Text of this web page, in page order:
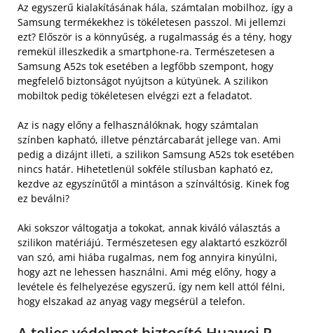
Az egyszerű kialakításának hála, számtalan mobilhoz, így a
Samsung termékekhez is tökéletesen passzol. Mi jellemzi
ezt? Először is a könnyűség, a rugalmasság és a tény, hogy
remekül illeszkedik a smartphone-ra. Természetesen a
Samsung A52s tok esetében a legfőbb szempont, hogy
megfelelő biztonságot nyújtson a kütyünek. A szilikon
mobiltok pedig tökéletesen elvégzi ezt a feladatot.
Az is nagy előny a felhasználóknak, hogy számtalan
színben kapható, illetve pénztárcabarát jellege van. Ami
pedig a dizájnt illeti, a szilikon Samsung A52s tok esetében
nincs határ. Hihetetlenül sokféle stílusban kapható ez,
kezdve az egyszínűtől a mintáson a színváltósig. Kinek fog
ez beválni?
Aki sokszor váltogatja a tokokat, annak kiváló választás a
szilikon matériájú. Természetesen egy alaktartó eszközről
van szó, ami hiába rugalmas, nem fog annyira kinyúlni,
hogy azt ne lehessen használni. Ami még előny, hogy a
levétele és felhelyezése egyszerű, így nem kell attól félni,
hogy elszakad az anyag vagy megsérül a telefon.